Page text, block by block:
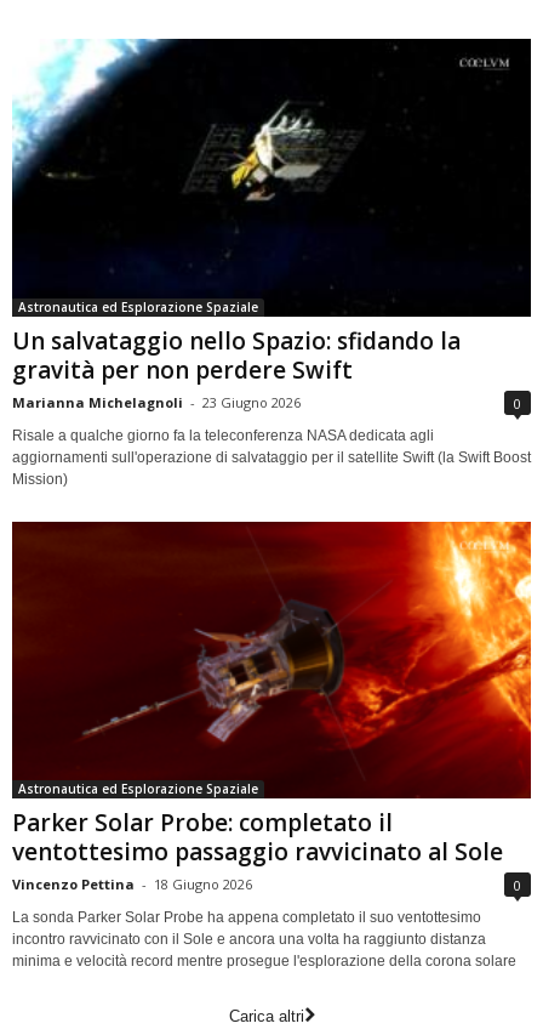
Astronautica ed Esplorazione Spaziale
Un salvataggio nello Spazio: sfidando la
gravità per non perdere Swift
Marianna Michelagnoli - 23 Giugno 2026 0
Risale a qualche giorno fa la teleconferenza NASA dedicata agli
aggiornamenti sull'operazione di salvataggio per il satellite Swift (la Swift Boost
Mission)
Astronautica ed Esplorazione Spaziale
Parker Solar Probe: completato il
ventottesimo passaggio ravvicinato al Sole
Vincenzo Pettina - 18 Giugno 2026 0
La sonda Parker Solar Probe ha appena completato il suo ventottesimo
incontro ravvicinato con il Sole e ancora una volta ha raggiunto distanza
minima e velocità record mentre prosegue l'esplorazione della corona solare
Carica altri